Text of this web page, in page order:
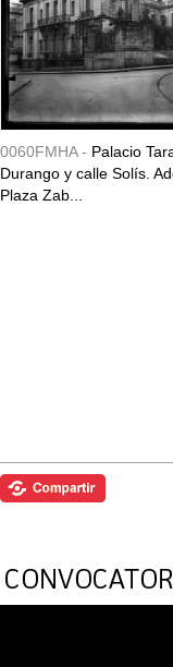
0060FMHA - Palacio
Durango y calle Solís.
Plaza Zab...